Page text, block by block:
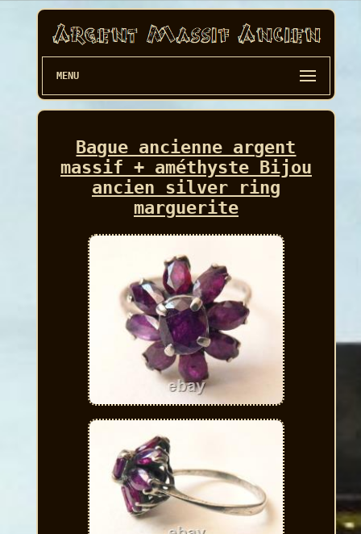
MENU
Bague ancienne argent
massif + améthyste Bijou
ancien silver ring
marguerite